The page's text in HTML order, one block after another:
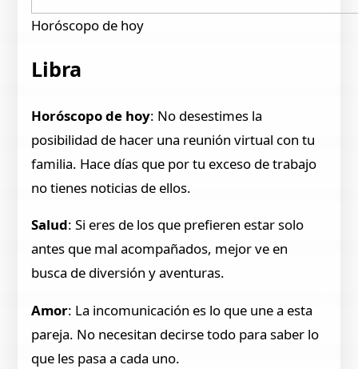
Horóscopo de hoy
Libra
Horóscopo de hoy: No desestimes la
posibilidad de hacer una reunión virtual con tu
familia. Hace días que por tu exceso de trabajo
no tienes noticias de ellos.
Salud: Si eres de los que prefieren estar solo
antes que mal acompañados, mejor ve en
busca de diversión y aventuras.
Amor: La incomunicación es lo que une a esta
pareja. No necesitan decirse todo para saber lo
que les pasa a cada uno.